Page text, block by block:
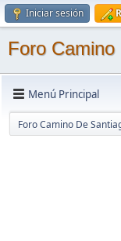
Iniciar sesión
Foro
Menú Principal
Foro Camino De